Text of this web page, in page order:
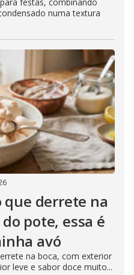
festas, combinando
numa textura
que derrete na
pote, essa é
avó
na boca, com exterior
leve e sabor doce muito...